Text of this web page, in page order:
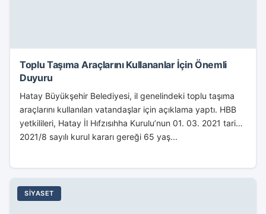
Toplu Taşıma Araçlarını Kullananlar İçin Önemli
Duyuru
Hatay Büyükşehir Belediyesi, il genelindeki toplu taşıma
araçlarını kullanılan vatandaşlar için açıklama yaptı. HBB
yetkilileri, Hatay İl Hıfzısıhha Kurulu’nun 01. 03. 2021 tarihli
2021/8 sayılı kurul kararı gereği 65 yaş...
SIYASET